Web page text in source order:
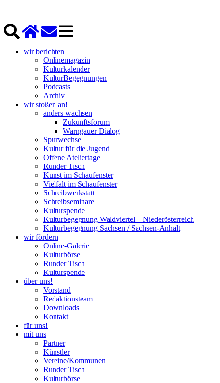
wir berichten
Onlinemagazin
Kulturkalender
KulturBegegnungen
Podcasts
Archiv
wir stoßen an!
anders wachsen
Zukunftsforum
Warngauer Dialog
Spurwechsel
Kultur für die Jugend
Offene Ateliertage
Runder Tisch
Kunst im Schaufenster
Vielfalt im Schaufenster
Schreibwerkstatt
Schreibseminare
Kulturspende
Kulturbegegnung Waldviertel – Niederösterreich
Kulturbegegnung Sachsen / Sachsen-Anhalt
wir fördern
Online-Galerie
Kulturbörse
Runder Tisch
Kulturspende
über uns!
Vorstand
Redaktionsteam
Downloads
Kontakt
für uns!
mit uns
Partner
Künstler
Vereine/Kommunen
Runder Tisch
Kulturbörse